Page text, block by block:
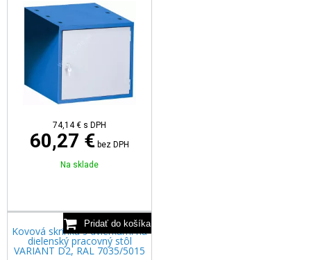
74,14 € s DPH
60,27 € bez DPH
Na sklade
Kovová skrinka s dvierkami na
dielenský pracovný stôl
VARIANT D2, RAL 7035/5015